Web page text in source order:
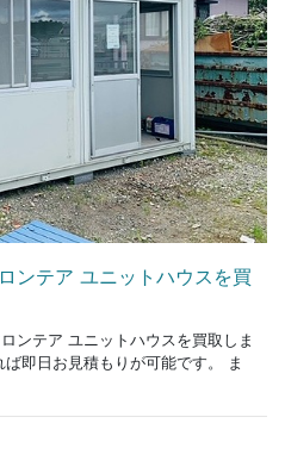
ンテア ユニットハウスを買
ンテア ユニットハウスを買取しま
即日お見積もりが可能です。 ま